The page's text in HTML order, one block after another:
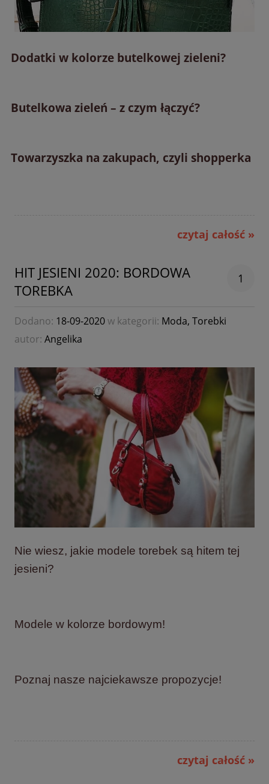
Dodatki w kolorze butelkowej zieleni?
Butelkowa zieleń – z czym łączyć?
Towarzyszka na zakupach, czyli shopperka
czytaj całość »
HIT JESIENI 2020: BORDOWA
TOREBKA
1
Dodano: 18-09-2020w kategorii: Moda, Torebki
autor: Angelika
Nie wiesz, jakie modele torebek są hitem tej
jesieni?
Modele w kolorze bordowym!
Poznaj nasze najciekawsze propozycje!
czytaj całość »